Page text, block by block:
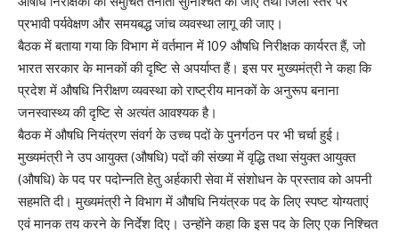
प्रभावी पर्यवेक्षण और समयबद्ध जांच व्यवस्था लागू की जाए।
बैठक में बताया गया कि विभाग में वर्तमान में 109 औषधि निरीक्षक कार्यरत हैं, जो
भारत सरकार के मानकों की दृष्टि से अपर्याप्त हैं। इस पर मुख्यमंत्री ने कहा कि
प्रदेश में औषधि निरीक्षण व्यवस्था को राष्ट्रीय मानकों के अनुरूप बनाना
जनस्वास्थ्य की दृष्टि से अत्यंत आवश्यक है।
बैठक में औषधि नियंत्रण संवर्ग के उच्च पदों के पुनर्गठन पर भी चर्चा हुई।
मुख्यमंत्री ने उप आयुक्त (औषधि) पदों की संख्या में वृद्धि तथा संयुक्त आयुक्त
(औषधि) के पद पर पदोन्नति हेतु अर्हकारी सेवा में संशोधन के प्रस्ताव को अपनी
सहमति दी। मुख्यमंत्री ने विभाग में औषधि नियंत्रक पद के लिए स्पष्ट योग्यताएं
एवं मानक तय करने के निर्देश दिए। उन्होंने कहा कि इस पद के लिए एक निश्चित